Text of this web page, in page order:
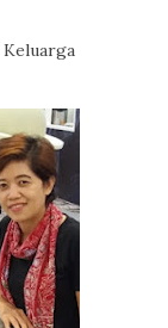
Keluarga